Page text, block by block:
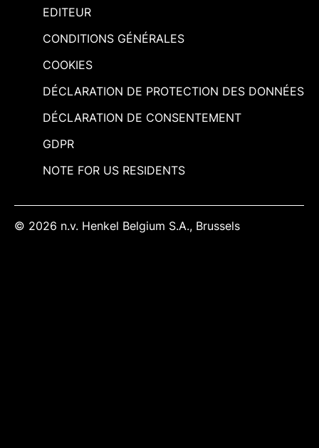
EDITEUR
CONDITIONS GÉNÉRALES
COOKIES
DÉCLARATION DE PROTECTION DES DONNÉES
DÉCLARATION DE CONSENTEMENT
GDPR
NOTE FOR US RESIDENTS
© 2026 n.v. Henkel Belgium S.A., Brussels